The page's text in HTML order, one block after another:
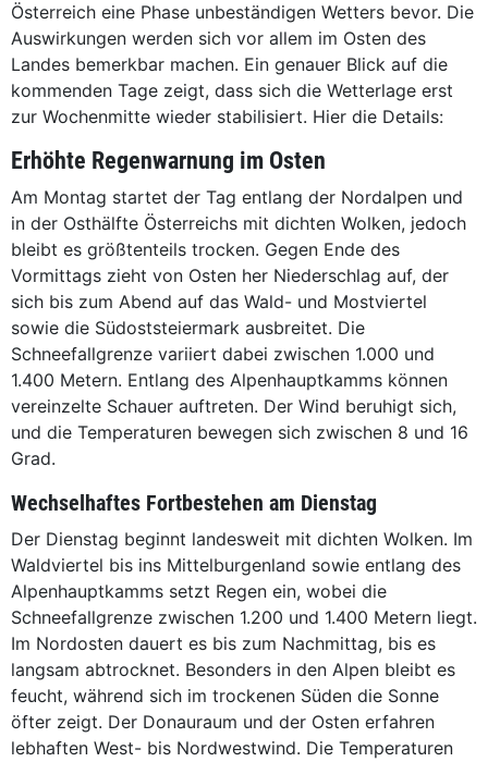
Österreich eine Phase unbeständigen Wetters bevor. Die
Auswirkungen werden sich vor allem im Osten des
Landes bemerkbar machen. Ein genauer Blick auf die
kommenden Tage zeigt, dass sich die Wetterlage erst
zur Wochenmitte wieder stabilisiert. Hier die Details:
Erhöhte Regenwarnung im Osten
Am Montag startet der Tag entlang der Nordalpen und
in der Osthälfte Österreichs mit dichten Wolken, jedoch
bleibt es größtenteils trocken. Gegen Ende des
Vormittags zieht von Osten her Niederschlag auf, der
sich bis zum Abend auf das Wald- und Mostviertel
sowie die Südoststeiermark ausbreitet. Die
Schneefallgrenze variiert dabei zwischen 1.000 und
1.400 Metern. Entlang des Alpenhauptkamms können
vereinzelte Schauer auftreten. Der Wind beruhigt sich,
und die Temperaturen bewegen sich zwischen 8 und 16
Grad.
Wechselhaftes Fortbestehen am Dienstag
Der Dienstag beginnt landesweit mit dichten Wolken. Im
Waldviertel bis ins Mittelburgenland sowie entlang des
Alpenhauptkamms setzt Regen ein, wobei die
Schneefallgrenze zwischen 1.200 und 1.400 Metern liegt.
Im Nordosten dauert es bis zum Nachmittag, bis es
langsam abtrocknet. Besonders in den Alpen bleibt es
feucht, während sich im trockenen Süden die Sonne
öfter zeigt. Der Donauraum und der Osten erfahren
lebhaften West- bis Nordwestwind. Die Temperaturen